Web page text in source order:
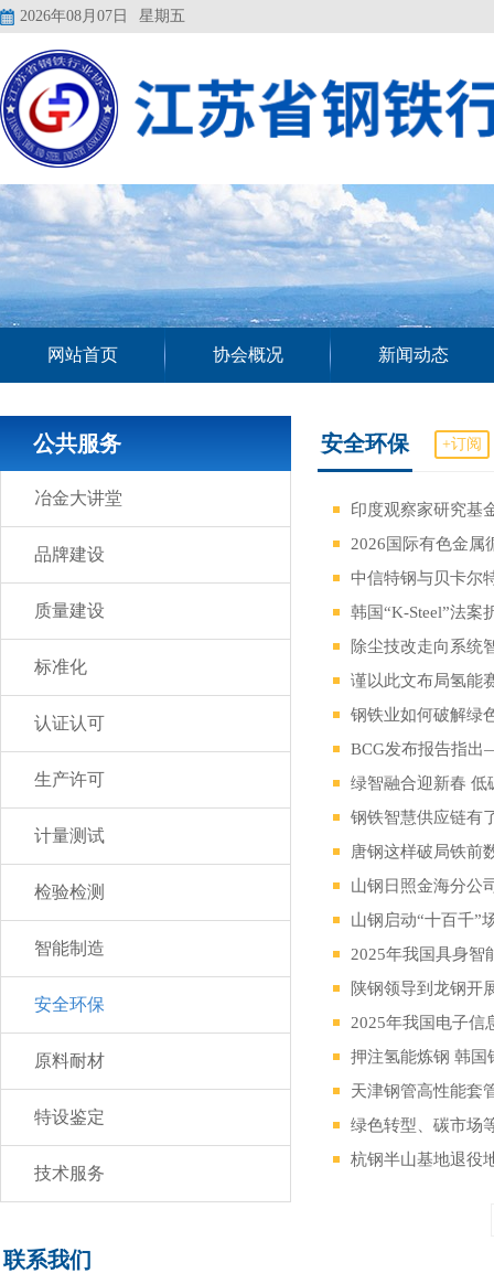
2026年08月07日 星期五
网站首页 协会概况 新闻动态
公共服务
冶金大讲堂
品牌建设
质量建设
标准化
认证认可
生产许可
计量测试
检验检测
智能制造
安全环保
原料耐材
特设鉴定
技术服务
联系我们
安全环保 +订阅
印度观察家研究基
2026国际有色金属
中信特钢与贝卡尔
韩国“K-Steel”法
除尘技改走向系统
谨以此文布局氢能
钢铁业如何破解绿
BCG发布报告指
绿智融合迎新春
钢铁智慧供应链有
唐钢这样破局铁前
山钢日照金海分公
山钢启动“十百千”
2025年我国具身智
陕钢领导到龙钢开
2025年我国电子信
押注氢能炼钢 韩国
天津钢管高性能套
绿色转型、碳市场
杭钢半山基地退役